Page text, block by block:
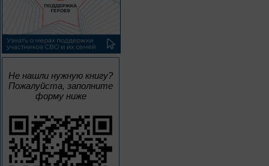
Не нашли нужную книгу?
Пожалуйста, заполните
форму ниже